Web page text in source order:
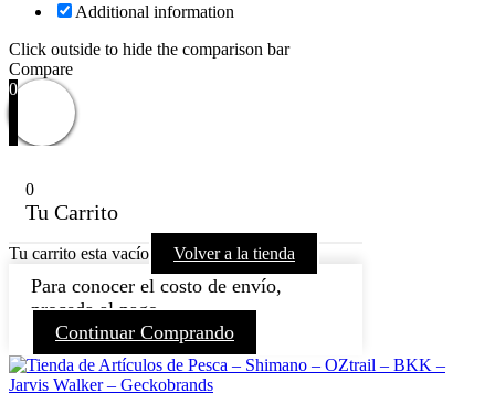
Additional information
Click outside to hide the comparison bar
Compare
0
0
Tu Carrito
Tu carrito esta vacío Volver a la tienda
Para conocer el costo de envío,
proceda al pago.
Continuar Comprando